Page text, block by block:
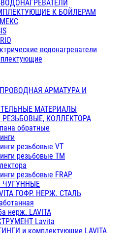
К БОЙЛЕРАМ
водонагреватели
АРМАТУРА И
МАТЕРИАЛЫ
КОЛЛЕКТОРА
обратные
резьбовые VT
резьбовые ТМ
резьбовые FRAP
ЧУГУННЫЕ
ГОФР. НЕРЖ. СТАЛЬ
нерж. LAVITA
Lavita
и комплектующие LAVITA